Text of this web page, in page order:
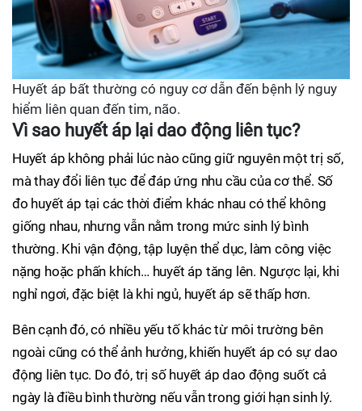
Huyết áp bất thường có nguy cơ dẫn đến bệnh lý nguy
hiểm liên quan đến tim, não.
Vì sao huyết áp lại dao động liên tục?
Huyết áp không phải lúc nào cũng giữ nguyên một trị số,
mà thay đổi liên tục để đáp ứng nhu cầu của cơ thể. Số
đo huyết áp tại các thời điểm khác nhau có thể không
giống nhau, nhưng vẫn nằm trong mức sinh lý bình
thường. Khi vận động, tập luyện thể dục, làm công việc
nặng hoặc phấn khích… huyết áp tăng lên. Ngược lại, khi
nghỉ ngơi, đặc biệt là khi ngủ, huyết áp sẽ thấp hơn.
Bên cạnh đó, có nhiều yếu tố khác từ môi trường bên
ngoài cũng có thể ảnh hưởng, khiến huyết áp có sự dao
động liên tục. Do đó, trị số huyết áp dao động suốt cả
ngày là điều bình thường nếu vẫn trong giới hạn sinh lý.